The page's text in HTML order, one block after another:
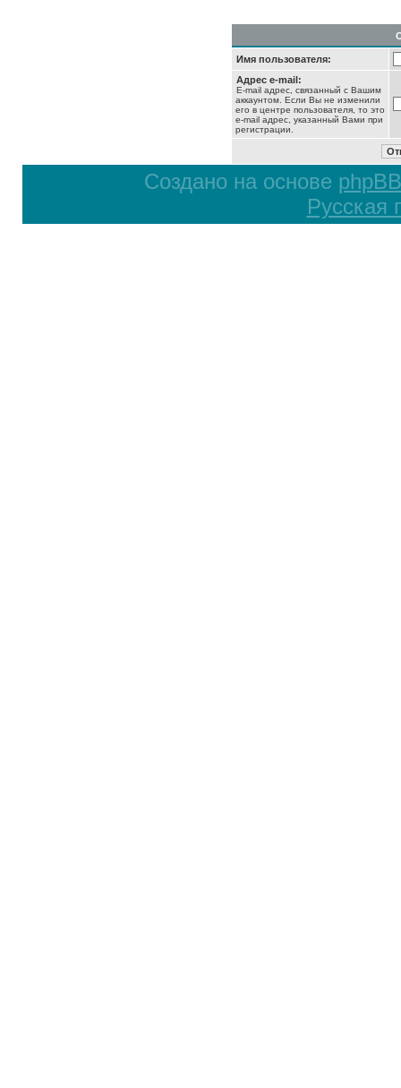
Имя пользователя:
Адрес e-mail:
E-mail адрес, связанный с Вашим
аккаунтом. Если Вы не изменили
его в центре пользователя, то это
e-mail адрес, указанный Вами при
регистрации.
Создано на основе phpBB
Русская